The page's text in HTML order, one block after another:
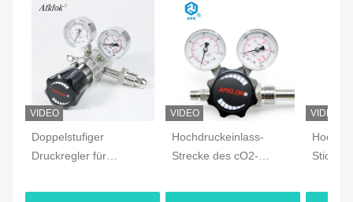
VIDEO
Doppelstufiger
Druckregler für
Systeme
VIDEO
Hochdruckeinlass-
Strecke des cO2-
4000psi
VIDEO